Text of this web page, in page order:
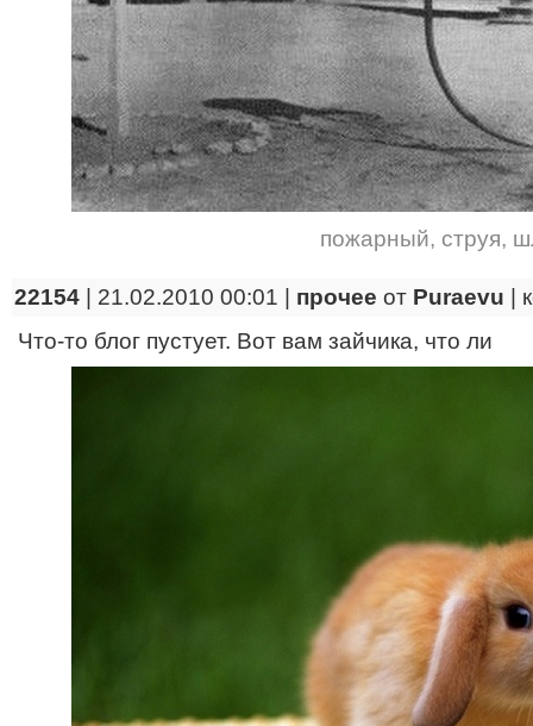
пожарный, струя,
22154 | 21.02.2010 00:01 | прочее от Puraevu
Что-то блог пустует. Вот вам зайчика, что ли